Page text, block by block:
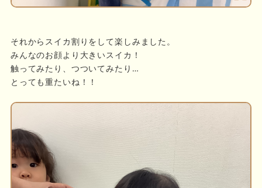
それからスイカ割りをして楽しみました。
みんなのお顔より大きいスイカ！
触ってみたり、つついてみたり…
とっても重たいね！！